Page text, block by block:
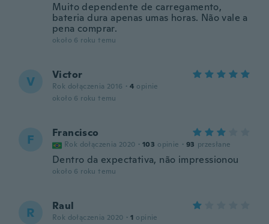
Muito dependente de carregamento,
bateria dura apenas umas horas. Não vale a
pena comprar.
około 6 roku temu
V Victor
Rok dołączenia 2016 · 4 opinie
około 6 roku temu
F Francisco
Rok dołączenia 2020 · 103 opinie · 93 przesłane
Dentro da expectativa, não impressionou
około 6 roku temu
R Raul
Rok dołączenia 2020 · 1 opinie